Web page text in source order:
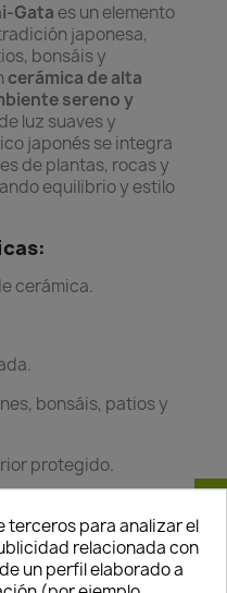
Gata es un elemento
japonesa,
bonsáis y
cerámica de alta
sereno y
luz suaves y
japonés se integra
de plantas, rocas y
equilibrio y estilo
cerámica.
bonsáis, patios y
protegido.
paño seco y evitar
terceros para analizar el
relacionada con
un perfil elaborado a